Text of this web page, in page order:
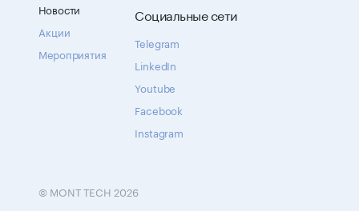
Новости
Акции
Мероприятия
Социальные сети
Telegram
LinkedIn
Youtube
Facebook
Instagram
© MONT TECH 2026